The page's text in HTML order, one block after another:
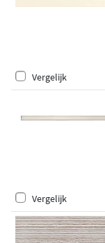
Vergelijk
Vergelijk